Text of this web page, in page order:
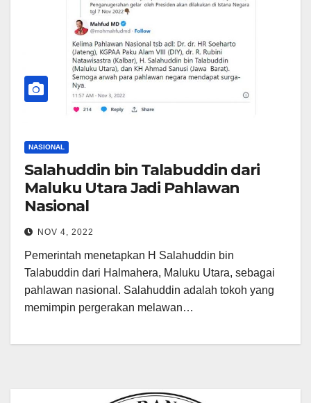
NASIONAL
Salahuddin bin Talabuddin dari
Maluku Utara Jadi Pahlawan
Nasional
NOV 4, 2022
Pemerintah menetapkan H Salahuddin bin
Talabuddin dari Halmahera, Maluku Utara, sebagai
pahlawan nasional. Salahuddin adalah tokoh yang
memimpin pergerakan melawan…